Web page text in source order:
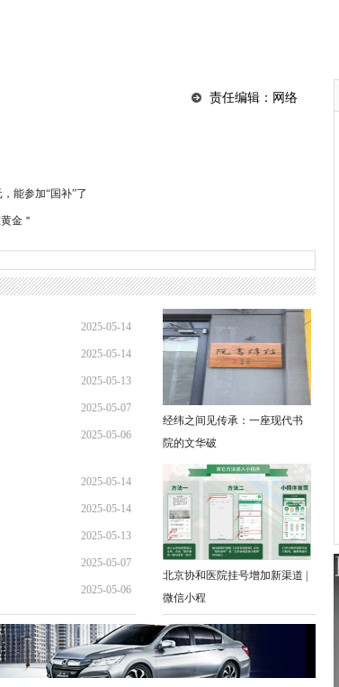
责任编辑：网络
能参加“国补”了
金＂
2025-05-14
15:10:20
2025-05-14
15:00:30
2025-05-13
09:28:49
2025-05-07
10:00:03
2025-05-06
2025-05-14
15:10:20
2025-05-14
15:00:30
2025-05-13
09:28:49
2025-05-07
10:00:03
2025-05-06
10:01:20
经纬之间见传承：一座现代书
院的文华破
北京协和医院挂号增加新渠道 |
微信小程